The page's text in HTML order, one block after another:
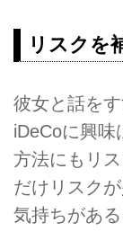
リスクを
彼女と話を
iDeCoに興味
方法にもリ
だけリスク
気持ちがあ